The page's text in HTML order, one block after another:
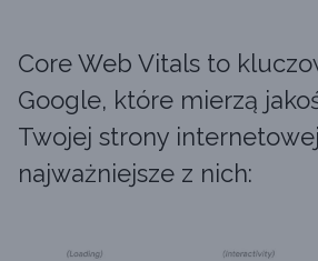
Core Web Vitals to
Google, które mierzą
Twojej strony
najważniejsze z nich: